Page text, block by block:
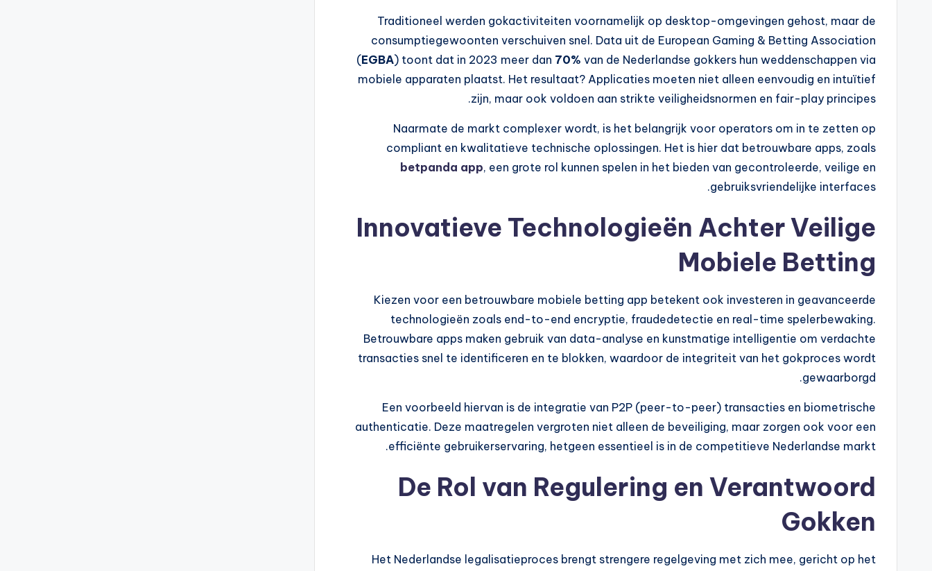
Traditioneel werden gokactiviteiten voornamelijk op desktop-omgevingen gehost, maar de
consumptiegewoonten verschuiven snel. Data uit de European Gaming & Betting Association
(EGBA) toont dat in 2023 meer dan 70% van de Nederlandse gokkers hun weddenschappen via
mobiele apparaten plaatst. Het resultaat? Applicaties moeten niet alleen eenvoudig en intuïtief
zijn, maar ook voldoen aan strikte veiligheidsnormen en fair-play principes.
Naarmate de markt complexer wordt, is het belangrijk voor operators om in te zetten op
compliant en kwalitatieve technische oplossingen. Het is hier dat betrouwbare apps, zoals
betpanda app, een grote rol kunnen spelen in het bieden van gecontroleerde, veilige en
gebruiksvriendelijke interfaces.
Innovatieve Technologieën Achter Veilige
Mobiele Betting
Kiezen voor een betrouwbare mobiele betting app betekent ook investeren in geavanceerde
technologieën zoals end-to-end encryptie, fraudedetectie en real-time spelerbewaking.
Betrouwbare apps maken gebruik van data-analyse en kunstmatige intelligentie om verdachte
transacties snel te identificeren en te blokken, waardoor de integriteit van het gokproces wordt
gewaarborgd.
Een voorbeeld hiervan is de integratie van P2P (peer-to-peer) transacties en biometrische
authenticatie. Deze maatregelen vergroten niet alleen de beveiliging, maar zorgen ook voor een
efficiënte gebruikerservaring, hetgeen essentieel is in de competitieve Nederlandse markt.
De Rol van Regulering en Verantwoord
Gokken
Het Nederlandse legalisatieproces brengt strengere regelgeving met zich mee, gericht op het